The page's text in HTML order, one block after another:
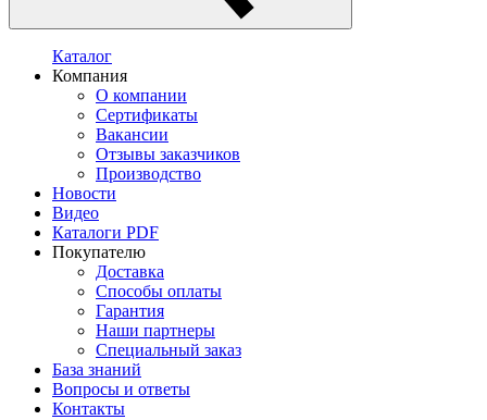
Каталог
Компания
О компании
Сертификаты
Вакансии
Отзывы заказчиков
Производство
Новости
Видео
Каталоги PDF
Покупателю
Доставка
Способы оплаты
Гарантия
Наши партнеры
Специальный заказ
База знаний
Вопросы и ответы
Контакты